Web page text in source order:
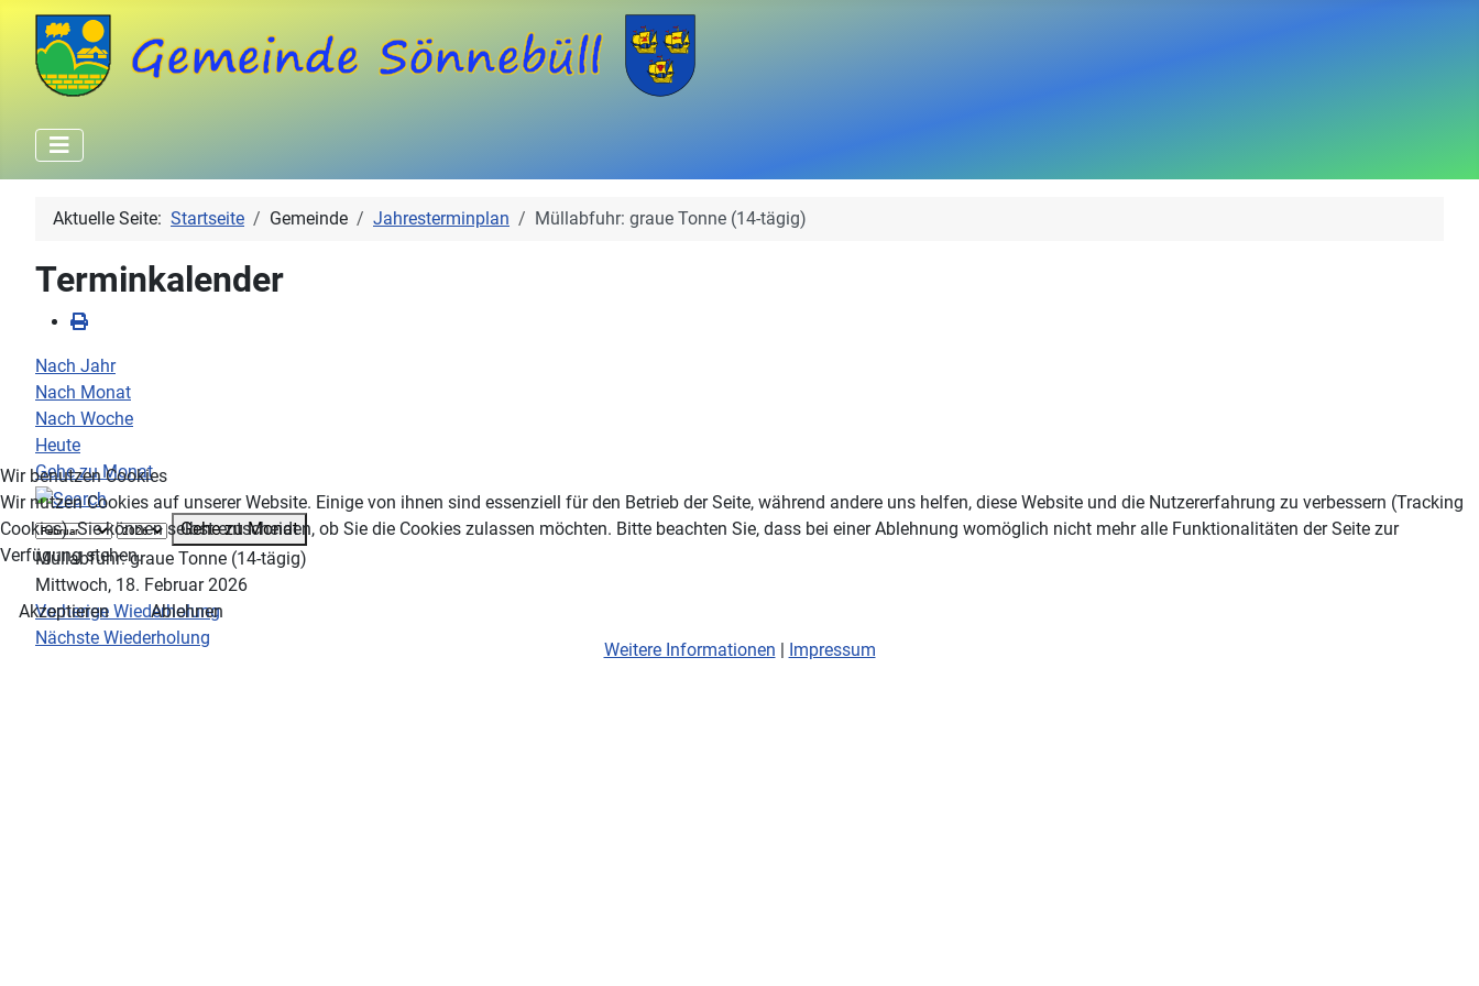
Aktuelle Seite: Startseite Gemeinde Jahresterminplan Müllabfuhr: graue Tonne (14-tägig)
Terminkalender
Nach Jahr
Nach Monat
Nach Woche
Heute
Gehe zu Monat
Gehe zu Monat
Müllabfuhr: graue Tonne (14-tägig)
Mittwoch, 18. Februar 2026
Vorherige Wiederholung
Nächste Wiederholung
Wir benutzen Cookies
Wir nutzen Cookies auf unserer Website. Einige von ihnen sind essenziell für den Betrieb der Seite, während andere uns helfen, diese Website und die Nutzererfahrung zu verbessern (Tracking
Cookies). Sie können selbst entscheiden, ob Sie die Cookies zulassen möchten. Bitte beachten Sie, dass bei einer Ablehnung womöglich nicht mehr alle Funktionalitäten der Seite zur
Verfügung stehen.
Akzeptieren
Ablehnen
Weitere Informationen | Impressum